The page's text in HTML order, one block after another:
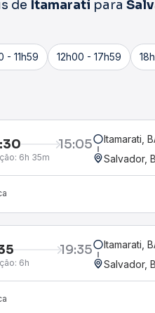
de Itamarati para
- 11h59 12h00 - 17h59
15:05
6h 35m
Itamarati,
Salvador,
19:35
6h
Itamarati,
Salvador,